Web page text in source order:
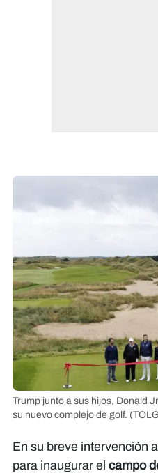
Trump junto a sus hijos, Donald
su nuevo complejo de golf.
En su breve intervención
para inaugurar el campo